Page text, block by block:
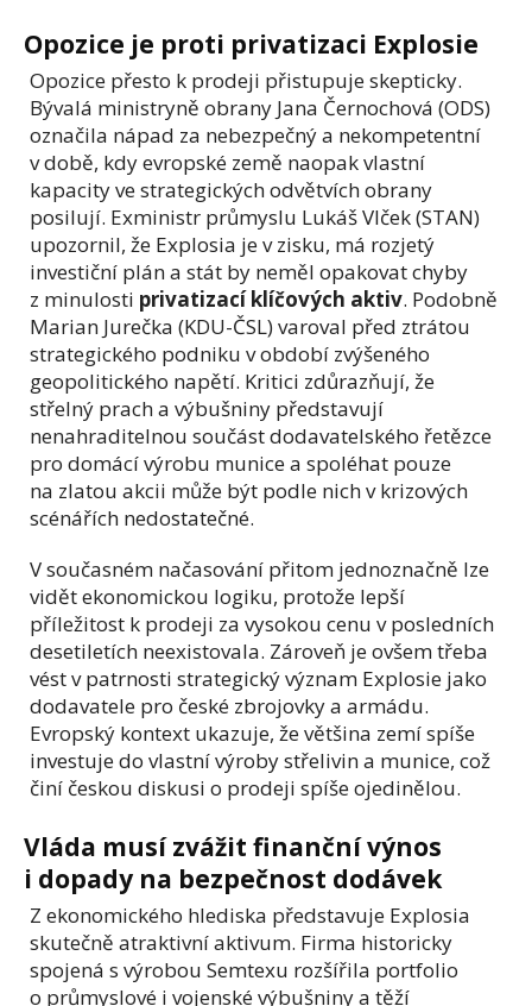
Opozice je proti privatizaci Explosie
Opozice přesto k prodeji přistupuje skepticky.
Bývalá ministryně obrany Jana Černochová (ODS)
označila nápad za nebezpečný a nekompetentní
v době, kdy evropské země naopak vlastní
kapacity ve strategických odvětvích obrany
posilují. Exministr průmyslu Lukáš Vlček (STAN)
upozornil, že Explosia je v zisku, má rozjetý
investiční plán a stát by neměl opakovat chyby
z minulosti privatizací klíčových aktiv. Podobně
Marian Jurečka (KDU-ČSL) varoval před ztrátou
strategického podniku v období zvýšeného
geopolitického napětí. Kritici zdůrazňují, že
střelný prach a výbušniny představují
nenahraditelnou součást dodavatelského řetězce
pro domácí výrobu munice a spoléhat pouze
na zlatou akcii může být podle nich v krizových
scénářích nedostatečné.
V současném načasování přitom jednoznačně lze
vidět ekonomickou logiku, protože lepší
příležitost k prodeji za vysokou cenu v posledních
desetiletích neexistovala. Zároveň je ovšem třeba
vést v patrnosti strategický význam Explosie jako
dodavatele pro české zbrojovky a armádu.
Evropský kontext ukazuje, že většina zemí spíše
investuje do vlastní výroby střelivin a munice, což
činí českou diskusi o prodeji spíše ojedinělou.
Vláda musí zvážit finanční výnos
i dopady na bezpečnost dodávek
Z ekonomického hlediska představuje Explosia
skutečně atraktivní aktivum. Firma historicky
spojená s výrobou Semtexu rozšířila portfolio
o průmyslové i vojenské výbušniny a těží